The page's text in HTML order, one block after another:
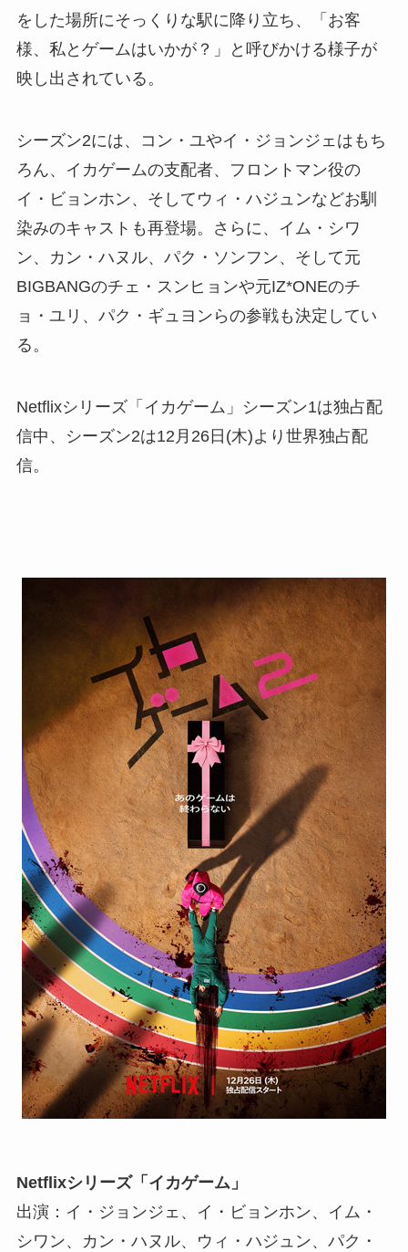
をした場所にそっくりな駅に降り立ち、「お客
様、私とゲームはいかが？」と呼びかける様子が
映し出されている。
シーズン2には、コン・ユやイ・ジョンジェはもち
ろん、イカゲームの支配者、フロントマン役の
イ・ビョンホン、そしてウィ・ハジュンなどお馴
染みのキャストも再登場。さらに、イム・シワ
ン、カン・ハヌル、パク・ソンフン、そして元
BIGBANGのチェ・スンヒョンや元IZ*ONEのチ
ョ・ユリ、パク・ギュヨンらの参戦も決定してい
る。
Netflixシリーズ「イカゲーム」シーズン1は独占配
信中、シーズン2は12月26日(木)より世界独占配
信。
Netflixシリーズ「イカゲーム」
出演：イ・ジョンジェ、イ・ビョンホン、イム・
シワン、カン・ハヌル、ウィ・ハジュン、パク・